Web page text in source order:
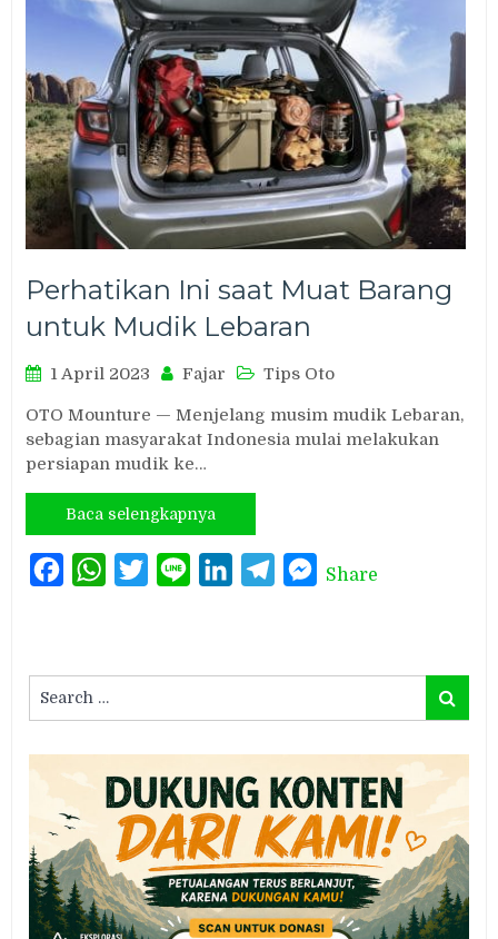
Perhatikan Ini saat Muat Barang
untuk Mudik Lebaran
1 April 2023 Fajar Tips Oto
OTO Mounture — Menjelang musim mudik Lebaran,
sebagian masyarakat Indonesia mulai melakukan
persiapan mudik ke…
Baca selengkapnya
FacebookWhatsAppTwitterLine LinkedInTelegramMessenger
Share
for:
Search